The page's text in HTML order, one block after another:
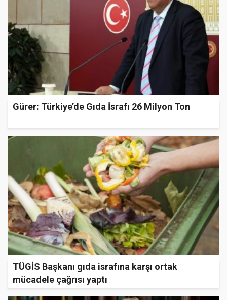
Gürer: Türkiye’de Gıda İsrafı 26 Milyon Ton
TÜGİS Başkanı gıda israfına karşı ortak
mücadele çağrısı yaptı